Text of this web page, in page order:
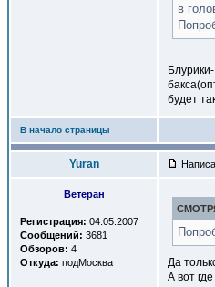
в
будет
В начало страницы
Yuran
Ветеран
Регистрация: 04.05.2007
Сообщений: 3681
Обзоров: 4
Откуда: подМосква
Да
А вот